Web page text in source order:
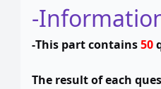
50
-
The result of each